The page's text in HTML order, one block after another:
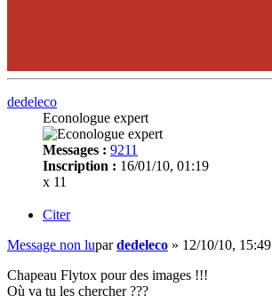
dedeleco
Econologue expert
Messages : 9211
Inscription : 16/01/10, 01:19
x 11
Citer
Message non lupardedeleco » 12/10/10, 15:49
Chapeau Flytox pour des images !!!
Où va tu les chercher ???